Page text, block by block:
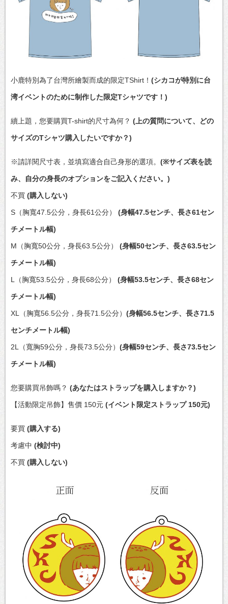
小鹿特別為了台灣所繪製而成的限定TShirt！ (シカコが特別に台
湾イベントのために制作した限定Tシャツです！)
續上題，您要購買T-shirt的尺寸為何？ (上の質問について、どの
サイズのTシャツ購入したいですか？)
※請詳閱尺寸表，並填寫適合自己身形的選項。 (※サイズ表を読
み、自分の身長のオプションをご記入ください。)
不買 (購入しない)
S（胸寬47.5公分，身長61公分） (身幅47.5センチ、長さ61セン
チメートル幅)
M（胸寬50公分，身長63.5公分） (身幅50センチ、長さ63.5セン
チメートル幅)
L（胸寬53.5公分，身長68公分） (身幅53.5センチ、長さ68セン
チメートル幅)
XL（胸寬56.5公分，身長71.5公分） (身幅56.5センチ、長さ71.5
センチメートル幅)
2L（寬胸59公分，身長73.5公分） (身幅59センチ、長さ73.5セン
チメートル幅)
您要購買吊飾嗎？ (あなたはストラップを購入しますか？)
【活動限定吊飾】售價 150元 (イベント限定ストラップ 150元)
要買 (購入する)
考慮中 (検討中)
不買 (購入しない)